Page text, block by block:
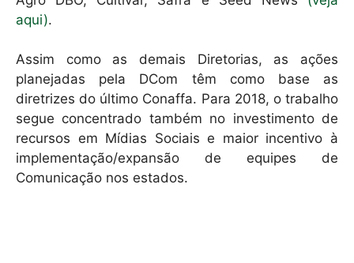
aqui).
Assim como as demais Diretorias, as ações
planejadas pela DCom têm como base as
diretrizes do último Conaffa. Para 2018, o trabalho
segue concentrado também no investimento de
recursos em Mídias Sociais e maior incentivo à
implementação/expansão de equipes de
Comunicação nos estados.